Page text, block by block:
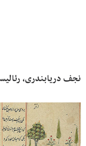
نجف دریابندری،